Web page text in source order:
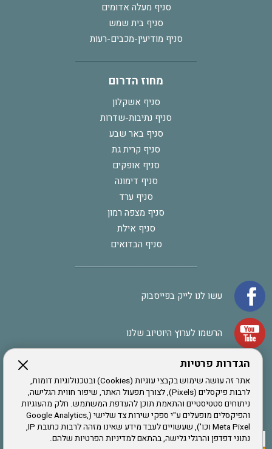
הגדרות פרטיות
אתר זה עושה שימוש בקבצי עוגיות (Cookies) ובטכנולוגיות דומות,
לרבות פיקסלים (Pixels), לצורך תפעול האתר, שיפור חווית הגלישה,
ניתוחים סטטיסטיים והתאמת תוכן להעדפת המשתמש. חלק מהעוגיות
והפיקסלים מופעלים ע"י ספקי שירות צד שלישי (Google Analytics,
Meta Pixel וכו'), שעשויים לעבד מידע שאינו מזהה לרבות כתובת IP,
נתוני דפדפן והרגלי גלישה, בהתאם למדיניות הפרטיות שלהם.
סניף מעלה אדומים
סניף בית שמש
סניף מודיעין-מכבים-רעות
מחוז הדרום
סניף אשקלון
סניף נתיבות-שדרות
סניף באר שבע
סניף קרית גת
סניף אופקים
סניף דימונה
סניף ערד
סניף מצפה רמון
סניף אילת
סניף הבדואים
עשו לנו לייק בפייסבוק
הרשמו לערוץ היוטיוב שלנו
אתר צה"ל
תקנון האתר